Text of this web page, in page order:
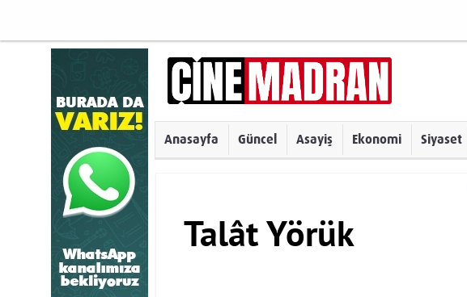
Anasayfa Güncel Asayiş Ekonomi Siyaset
Talât Yörük